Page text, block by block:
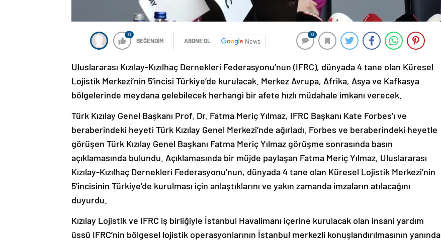
0
BEĞENDİM ABONE OL News
0
Uluslararası Kızılay-Kızılhaç Dernekleri Federasyonu’nun (IFRC), dünyada 4 tane olan Küresel
Lojistik Merkezi’nin 5’incisi Türkiye’de kurulacak. Merkez Avrupa, Afrika, Asya ve Kafkasya
bölgelerinde meydana gelebilecek herhangi bir afete hızlı müdahale imkanı verecek.
Türk Kızılay Genel Başkanı Prof. Dr. Fatma Meriç Yılmaz, IFRC Başkanı Kate Forbes’ı ve
beraberindeki heyeti Türk Kızılay Genel Merkezi’nde ağırladı. Forbes ve beraberindeki heyetle
görüşen Türk Kızılay Genel Başkanı Fatma Meriç Yılmaz görüşme sonrasında basın
açıklamasında bulundu. Açıklamasında bir müjde paylaşan Fatma Meriç Yılmaz, Uluslararası
Kızılay-Kızılhaç Dernekleri Federasyonu’nun, dünyada 4 tane olan Küresel Lojistik Merkezi’nin
5’incisinin Türkiye’de kurulması için anlaştıklarını ve yakın zamanda imzaların atılacağını
duyurdu.
Kızılay Lojistik ve IFRC iş birliğiyle İstanbul Havalimanı içerine kurulacak olan insani yardım
üssü IFRC’nin bölgesel lojistik operasyonlarının İstanbul merkezli konuşlandırılmasının yanında